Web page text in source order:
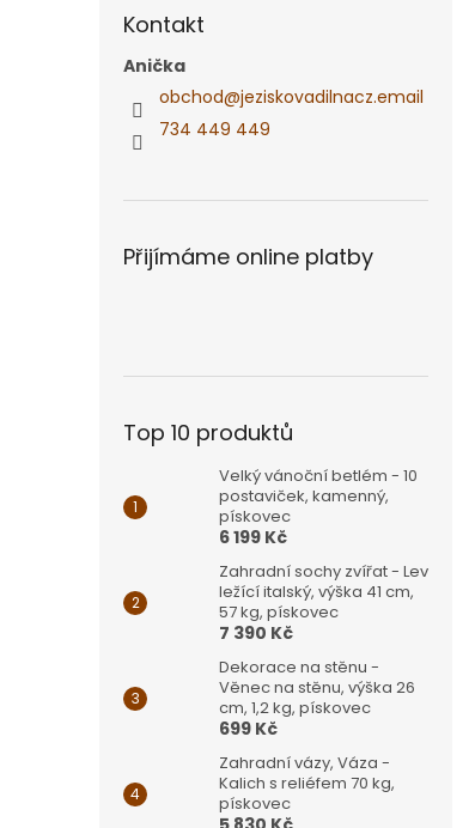
Kontakt
Anička
obchod@jeziskovadilnacz.email
734 449 449
Přijímáme online platby
Top 10 produktů
Velký vánoční betlém - 10
postaviček, kamenný,
pískovec
6 199 Kč
Zahradní sochy zvířat - Lev
ležící italský, výška 41 cm,
57 kg, pískovec
7 390 Kč
Dekorace na stěnu -
Věnec na stěnu, výška 26
cm, 1,2 kg, pískovec
699 Kč
Zahradní vázy, Váza -
Kalich s reliéfem 70 kg,
pískovec